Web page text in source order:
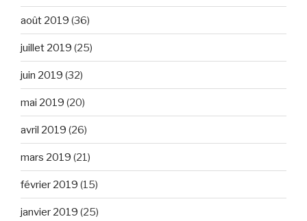
août 2019 (36)
juillet 2019 (25)
juin 2019 (32)
mai 2019 (20)
avril 2019 (26)
mars 2019 (21)
février 2019 (15)
janvier 2019 (25)